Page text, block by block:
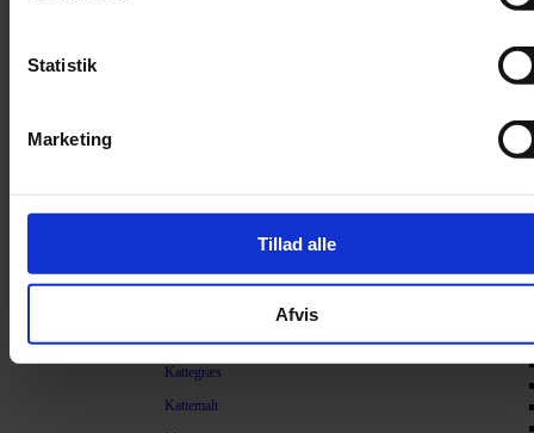
Statistik
Marketing
Tillad alle
Afvis
Energiboost
Kattegræs
Kattemalt